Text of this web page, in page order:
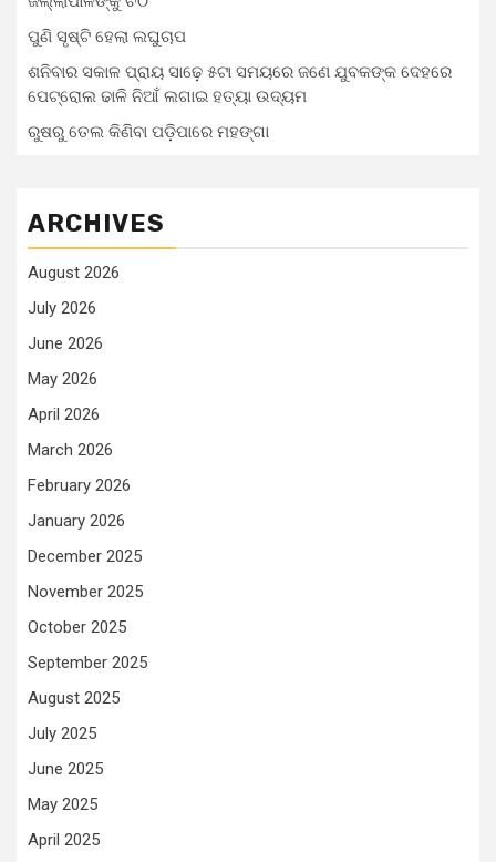
ପୁଣି ସୃଷ୍ଟି ହେଲା ଲଘୁଚାପ
ଶନିବାର ସକାଳ ପ୍ରାୟ ସାଢ଼େ ୫ଟା ସମୟରେ ଜଣେ ଯୁବକଙ୍କ ଦେହରେ
ପେଟ୍ରୋଲ ଢାଳି ନିଆଁ ଲଗାଇ ହତ୍ୟା ଉଦ୍ୟମ
ରୁଷରୁ ତେଲ କିଣିବା ପଡ଼ିପାରେ ମହଙ୍ଗା
ARCHIVES
August 2026
July 2026
June 2026
May 2026
April 2026
March 2026
February 2026
January 2026
December 2025
November 2025
October 2025
September 2025
August 2025
July 2025
June 2025
May 2025
April 2025